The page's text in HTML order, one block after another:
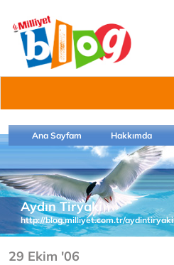
Ana Sayfam Hakkımda
Aydın Tiryaki
http://blog.milliyet.com.tr/aydintiryaki
29 Ekim '06